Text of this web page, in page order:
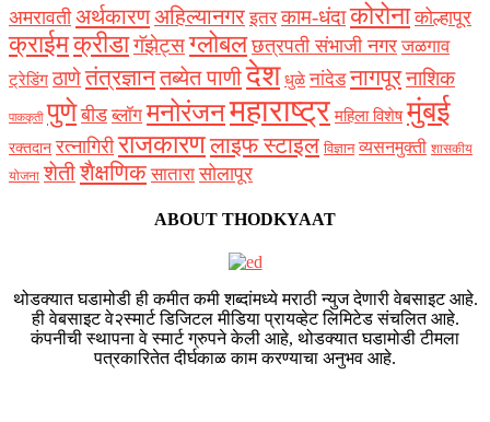
अमरावती अर्थकारणअहिल्यानगर इतर काम-धंदाकोरोना कोल्हापूर
क्राईमक्रीडागॅझेट्सग्लोबल छत्रपती संभाजी नगर जळगाव
ट्रेडिंग ठाणेतंत्रज्ञानतब्येत पाणीदेश धुळे नांदेड नागपूरनाशिक
पाककृती पुणे बीड ब्लॉग मनोरंजनमहाराष्ट्र महिला विशेष मुंबई
रक्‍तदान रत्नागिरी राजकारणलाइफ स्टाइल विज्ञान व्यसनमुक्ती शासकीय
योजना शेतीशैक्षणिक सातारा सोलापूर
ABOUT THODKYAAT
थोडक्यात घडामोडी ही कमीत कमी शब्दांमध्ये मराठी न्युज देणारी वेबसाइट आहे.
ही वेबसाइट वे२स्मार्ट डिजिटल मीडिया प्रायव्हेट लिमिटेड संचलित आहे.
कंपनीची स्थापना वे स्मार्ट ग्रुपने केली आहे, थोडक्यात घडामोडी टीमला
पत्रकारितेत दीर्घकाळ काम करण्याचा अनुभव आहे.